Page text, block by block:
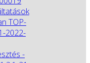
TOP-
2022-
-